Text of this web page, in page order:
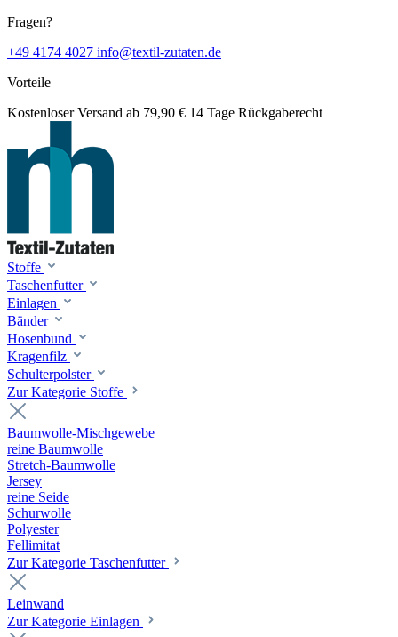
Fragen?
+49 4174 4027 info@textil-zutaten.de
Vorteile
Kostenloser Versand ab 79,90 € 14 Tage Rückgaberecht
Stoffe
Taschenfutter
Einlagen
Bänder
Hosenbund
Kragenfilz
Schulterpolster
Zur Kategorie Stoffe
Baumwolle-Mischgewebe
reine Baumwolle
Stretch-Baumwolle
Jersey
reine Seide
Schurwolle
Polyester
Fellimitat
Zur Kategorie Taschenfutter
Leinwand
Zur Kategorie Einlagen